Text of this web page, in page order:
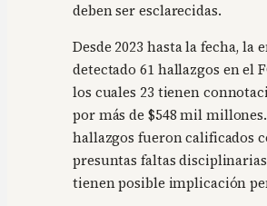
deben ser esclarecidas.
Desde 2023 hasta la fecha, la
detectado 61 hallazgos en el
los cuales 23 tienen
por más de $548 mil
hallazgos fueron calificados
presuntas faltas
tienen posible implicación